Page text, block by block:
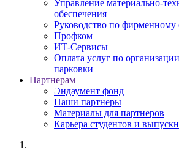
Управление материально-
обеспечения
Руководство по фирменному
Профком
ИТ-Сервисы
Оплата услуг по
парковки
Партнерам
Эндаумент фонд
Наши партнеры
Материалы для партнеров
Карьера студентов и